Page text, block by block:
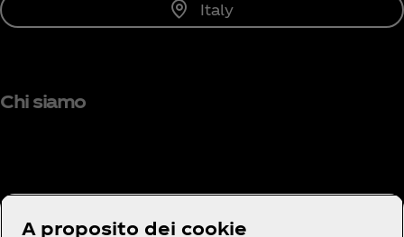
Italy
Chi siamo
Hai bisogno di aiuto?
A proposito dei cookie